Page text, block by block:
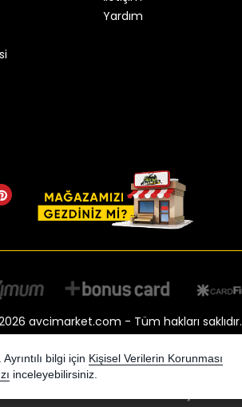
Yardım
avcimarket.com - Tüm hakları saklıdır.
bilgi için Kişisel Verilerin Korunması
inceleyebilirsiniz.